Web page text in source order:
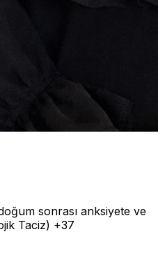
sonrası anksiyete ve
Taciz) +37